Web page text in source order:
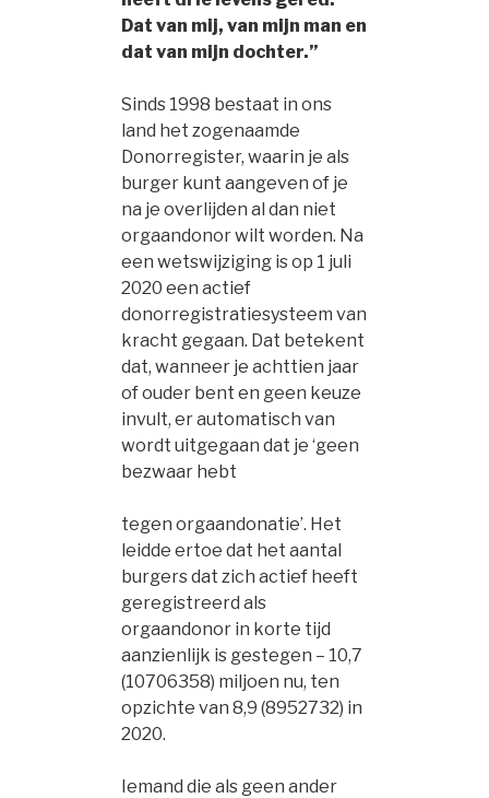
Dat van mij, van mijn man en
dat van mijn dochter.”
Sinds 1998 bestaat in ons
land het zogenaamde
Donorregister, waarin je als
burger kunt aangeven of je
na je overlijden al dan niet
orgaandonor wilt worden. Na
een wetswijziging is op 1 juli
2020 een actief
donorregistratiesysteem van
kracht gegaan. Dat betekent
dat, wanneer je achttien jaar
of ouder bent en geen keuze
invult, er automatisch van
wordt uitgegaan dat je ‘geen
bezwaar hebt
tegen orgaandonatie’. Het
leidde ertoe dat het aantal
burgers dat zich actief heeft
geregistreerd als
orgaandonor in korte tijd
aanzienlijk is gestegen – 10,7
(10706358) miljoen nu, ten
opzichte van 8,9 (8952732) in
2020.
Iemand die als geen ander